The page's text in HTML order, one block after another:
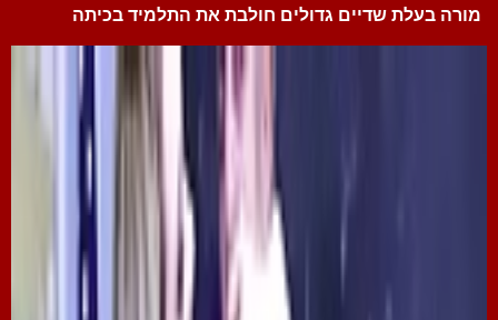
מורה בעלת שדיים גדולים חולבת את התלמיד בכיתה